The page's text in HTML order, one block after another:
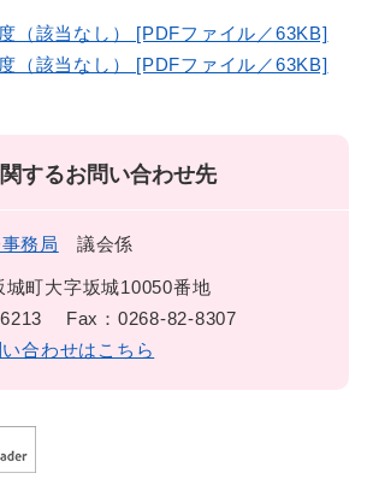
（該当なし） [PDFファイル／63KB]
（該当なし） [PDFファイル／63KB]
するお問い合わせ先
務局 議会係
城町大字坂城10050番地
Fax：0268-82-8307
合わせはこちら